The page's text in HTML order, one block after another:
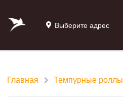
Выберите адрес
Главная Темпурные роллы